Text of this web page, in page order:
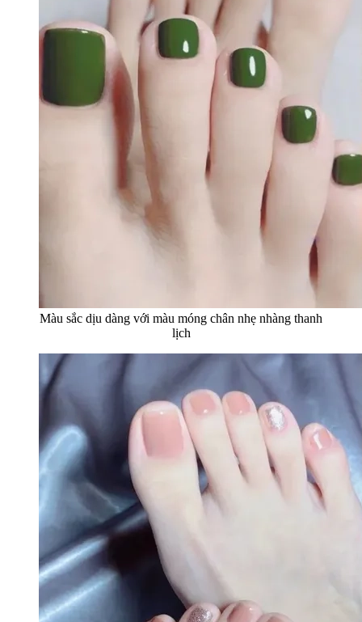
Màu sắc dịu dàng với màu móng chân nhẹ nhàng thanh
lịch